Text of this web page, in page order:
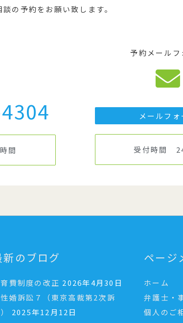
の予約をお願い致します。
間
予約メールフ
メールフォ
受付時間
新のブログ
費制度の改正 2026年4月30日
婚訴訟７（東京高裁第2次訴
2025年12月12日
ページ
ホーム
弁護士・
個人のご